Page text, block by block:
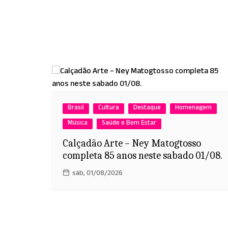
Brasil Cultura Destaque
Homenagem
Música
Saúde e Bem Estar
Calçadão Arte – Ney Matogtosso
completa 85 anos neste sabado 01/08.
sáb, 01/08/2026